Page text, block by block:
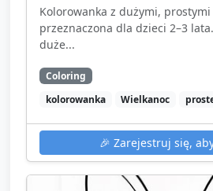
Kolorowanka z dużymi,
przeznaczona dla dzieci 2–3
duże...
Coloring
kolorowanka
Wielkanoc
🎉 Zarejestruj się,